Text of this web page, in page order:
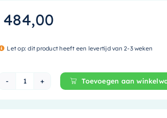
484,00
Let op: dit product heeft een levertijd van 2-3 weken
Mondiaz Waskom Poole - 30cm -
Toevoegen aan